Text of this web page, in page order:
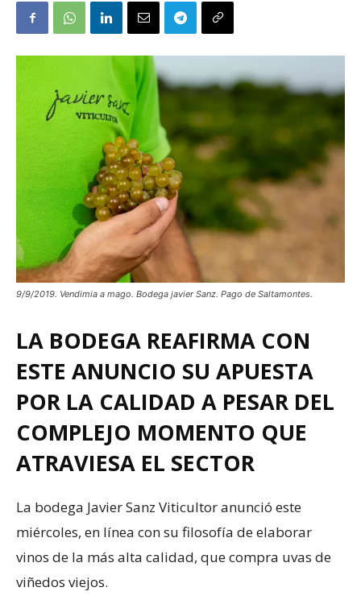
9/9/2019. Vendimia a mago. Bodega javier Sanz. Pago de Saltamontes.
LA BODEGA REAFIRMA CON
ESTE ANUNCIO SU APUESTA
POR LA CALIDAD A PESAR DEL
COMPLEJO MOMENTO QUE
ATRAVIESA EL SECTOR
La bodega Javier Sanz Viticultor anunció este
miércoles, en línea con su filosofía de elaborar
vinos de la más alta calidad, que compra uvas de
viñedos viejos.